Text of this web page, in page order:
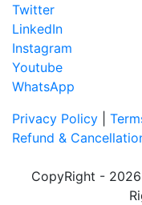
Twitter
LinkedIn
Instagram
Youtube
WhatsApp
Privacy Policy
Refund &
CopyRight -